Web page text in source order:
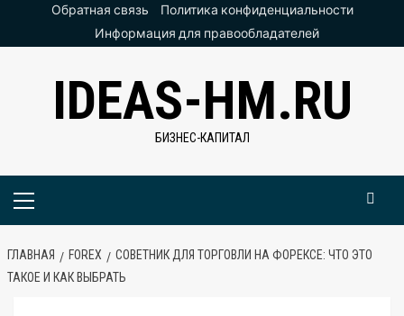
ПерейтиОбратная связь
Политика конфиденциальности
Информация для правообладателей
IDEAS-HM.RU
БИЗНЕС-КАПИТАЛ
Основное
ГЛАВНАЯ FOREX
СОВЕТНИК ДЛЯ ТОРГОВЛИ НА ФОРЕКСЕ: ЧТО ЭТО
ТАКОЕ И КАК ВЫБРАТЬ